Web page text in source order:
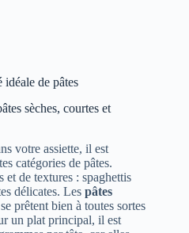
idéale de pâtes
sèches, courtes et
votre assiette, il est
catégories de pâtes.
de textures : spaghettis
délicates. Les pâtes
prêtent bien à toutes sortes
un plat principal, il est